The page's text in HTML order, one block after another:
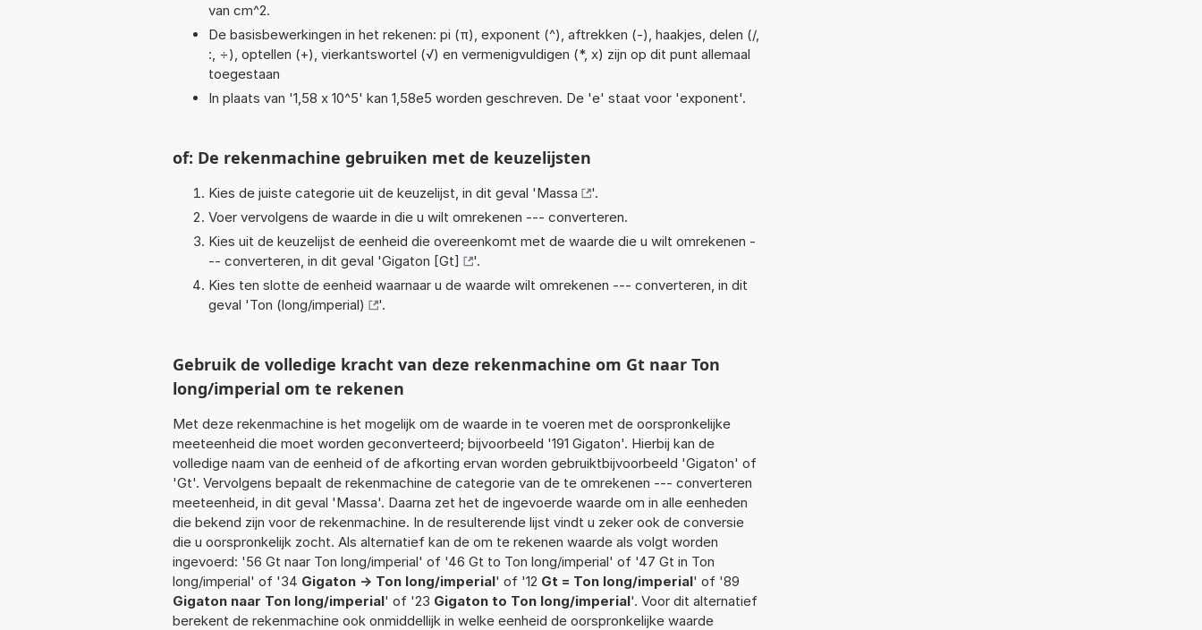
van cm^2.
De basisbewerkingen in het rekenen: pi (π), exponent (^), aftrekken (-), haakjes, delen (/,
:, ÷), optellen (+), vierkantswortel (√) en vermenigvuldigen (*, x) zijn op dit punt allemaal
toegestaan
In plaats van '1,58 x 10^5' kan 1,58e5 worden geschreven. De 'e' staat voor 'exponent'.
of: De rekenmachine gebruiken met de keuzelijsten
Kies de juiste categorie uit de keuzelijst, in dit geval 'Massa
'.
Voer vervolgens de waarde in die u wilt omrekenen --- converteren.
Kies uit de keuzelijst de eenheid die overeenkomt met de waarde die u wilt omrekenen -
-- converteren, in dit geval 'Gigaton [Gt]
'.
Kies ten slotte de eenheid waarnaar u de waarde wilt omrekenen --- converteren, in dit
geval 'Ton (long/imperial) '.
Gebruik de volledige kracht van deze rekenmachine om Gt naar Ton
long/imperial om te rekenen
Met deze rekenmachine is het mogelijk om de waarde in te voeren met de oorspronkelijke
meeteenheid die moet worden geconverteerd; bijvoorbeeld '191 Gigaton'. Hierbij kan de
volledige naam van de eenheid of de afkorting ervan worden gebruiktbijvoorbeeld 'Gigaton' of
'Gt'. Vervolgens bepaalt de rekenmachine de categorie van de te omrekenen --- converteren
meeteenheid, in dit geval 'Massa'. Daarna zet het de ingevoerde waarde om in alle eenheden
die bekend zijn voor de rekenmachine. In de resulterende lijst vindt u zeker ook de conversie
die u oorspronkelijk zocht. Als alternatief kan de om te rekenen waarde als volgt worden
ingevoerd: '56 Gt naar Ton long/imperial' of '46 Gt to Ton long/imperial' of '47 Gt in Ton
long/imperial' of '34 Gigaton -> Ton long/imperial' of '12 Gt = Ton long/imperial' of '89
Gigaton naar Ton long/imperial' of '23 Gigaton to Ton long/imperial'. Voor dit alternatief
berekent de rekenmachine ook onmiddellijk in welke eenheid de oorspronkelijke waarde